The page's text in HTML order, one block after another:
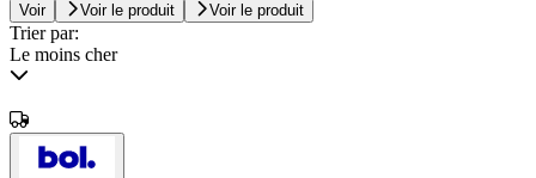
Voir Voir le produit Voir le produit
Trier par:
Le moins cher